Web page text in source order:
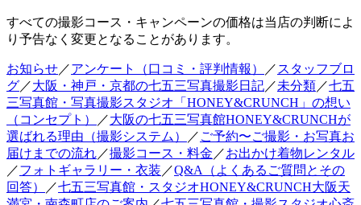
すべての撮影コース・キャンペーンの価格は当店の判断によ
り予告なく変更となることがあります。
お知らせ／アンケート（口コミ・評判情報） ／ スタッフブロ
グ／大阪・神戸・京都の七五三写真撮影日記／未分類／七五
三写真館・写真撮影スタジオ「HONEY&CRUNCH」の想い
（コンセプト）
／大阪の七五三写真館HONEY&CRUNCHが
選ばれる理由（撮影システム）
／ ご予約〜ご撮影・お写真お
届けまでの流れ／撮影コース・料金 ／お出かけ着物レンタル
／フォトギャラリー・衣装 ／Q&A（よくあるご質問とその
回答）
／七五三写真館・スタジオHONEY&CRUNCH大阪天